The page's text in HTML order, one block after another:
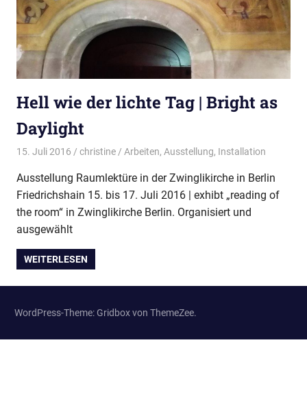
Hell wie der lichte Tag | Bright as
Daylight
15. Juli 2016 christine Arbeiten, Ausstellung, Installation
Ausstellung Raumlektüre in der Zwinglikirche in Berlin
Friedrichshain 15. bis 17. Juli 2016 | exhibt „reading of
the room“ in Zwinglikirche Berlin. Organisiert und
ausgewählt
WEITERLESEN
WordPress-Theme: Gridbox von ThemeZee.